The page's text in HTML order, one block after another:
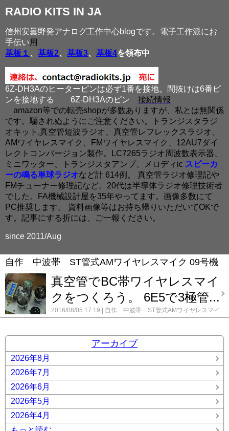
RADIO KITS IN JA
信州安曇野発アナログ工作中心blogです。電子工作派にお
手伝い用
基板１ 、 基板2、 基板3、 基板4を領布中
6Z-DH3Aのヒーターピンは必ず1番を接地。間抜けは6番ピ
ンを接地する
6Z-DH3Aのピン 接続情報
amazon等での転売shopが多数ありますが、私とは無関係
です。騙されぬようにご注意ください。トランジスタラジ
オキット,真空管短波ラジオ、真空管レフレックスラジオ、
AMワイヤレスマイク、FMワイヤレスマイク、12AU7ダイ
レクトコンバージョン製作。LC7265ラジオ周波数表示器、
ミニワッター、トランジスタアンプ、メロディic スピーカ
ーの鳴る単球ラジオなど計 614例。 真空管ラジオ修理記や
FMチューナー修理記など。20代は半導体ラジオ修理技術者
でした。FA機械設計屋を35年やってます。画像多数にて
PC推奨します。 資料画像等はお持ち帰りいただいてOKで
す。記事にする折には、ご一報ください。
since 2011/Aug
自作 中波帯 ST管式AMワイヤレスマイク 09号機
真空管でBC帯ワイヤレスマイ
クをつくろう。 6E5で3極管...
2016/08/05 17:19
自作 中波帯 ST管式AMワイヤレスマイ
ク 09号機
コメント(0)
アーカイブ
2026年8月
2026年7月
2026年6月
2026年5月
2026年4月